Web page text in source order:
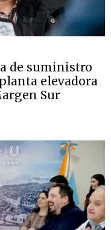
de suministro
elevadora
Sur